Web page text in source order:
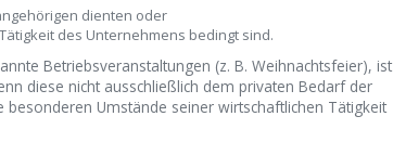
dienten oder
des Unternehmens bedingt sind.
Betriebsveranstaltungen (z. B. Weihnachtsfeier), ist
diese nicht ausschließlich dem privaten Bedarf der
Umstände seiner wirtschaftlichen Tätigkeit